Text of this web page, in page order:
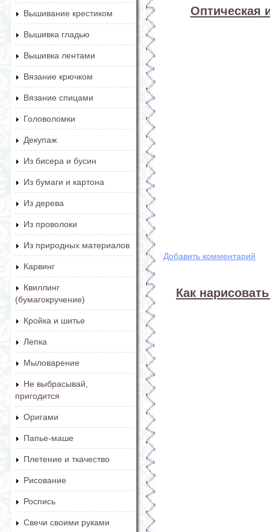
Вышивание крестиком
Вышивка гладью
Вышивка лентами
Вязание крючком
Вязание спицами
Головоломки
Декупаж
Из бисера и бусин
Из бумаги и картона
Из дерева
Из проволоки
Из природных материалов
Карвинг
Квиллинг
(бумагокручение)
Кройка и шитье
Лепка
Мыловарение
Не выбрасывай,
пригодится
Оригами
Папье-маше
Плетение и ткачество
Рисование
Роспись
Свечи своими руками
Оптическая
Добавить комментарий
Как